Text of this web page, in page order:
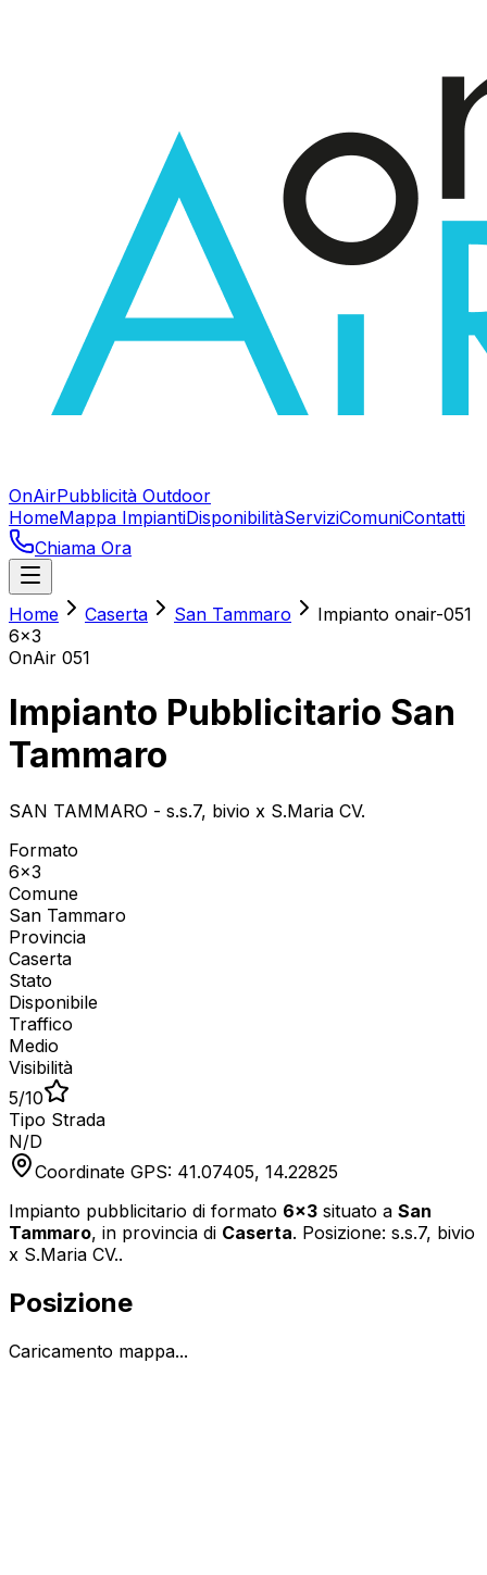
OnAirPubblicità Outdoor
HomeMappa ImpiantiDisponibilitàServiziComuniContatti
Chiama Ora
Home Caserta San Tammaro
Impianto onair-051
6x3
OnAir 051
Impianto Pubblicitario San
Tammaro
SAN TAMMARO - s.s.7, bivio x S.Maria CV.
Formato
6x3
Comune
San Tammaro
Provincia
Caserta
Stato
Disponibile
Traffico
Medio
Visibilità
5/10
Tipo Strada
N/D
Coordinate GPS: 41.07405, 14.22825
Impianto pubblicitario di formato 6x3 situato a San
Tammaro, in provincia di Caserta. Posizione: s.s.7, bivio
x S.Maria CV..
Posizione
Caricamento mappa...